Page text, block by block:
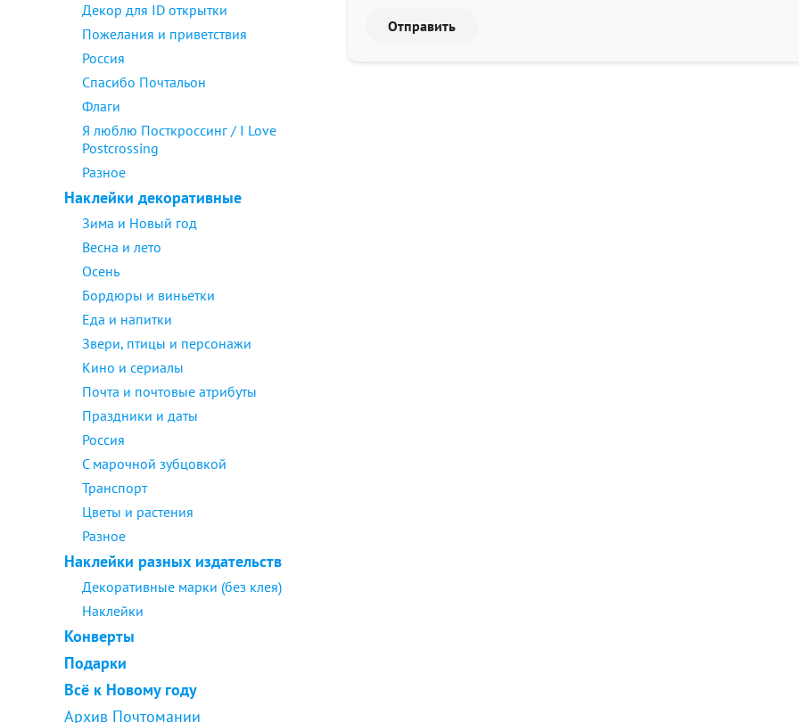
Декор для ID открытки
Пожелания и приветствия
Россия
Спасибо Почтальон
Флаги
Я люблю Посткроссинг / I Love
Postcrossing
Разное
Наклейки декоративные
Зима и Новый год
Весна и лето
Осень
Бордюры и виньетки
Еда и напитки
Звери, птицы и персонажи
Кино и сериалы
Почта и почтовые атрибуты
Праздники и даты
Россия
С марочной зубцовкой
Транспорт
Цветы и растения
Разное
Наклейки разных издательств
Декоративные марки (без клея)
Наклейки
Конверты
Подарки
Всё к Новому году
Архив Почтомании